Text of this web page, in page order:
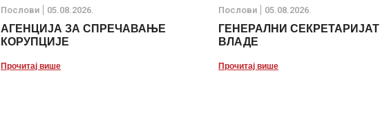
Послови 05.08.2026.
АГЕНЦИЈА ЗА СПРЕЧАВАЊЕ
КОРУПЦИЈЕ
Прочитај више
Послови 05.08.2026.
ГЕНЕРАЛНИ СЕКРЕТАРИЈАТ
ВЛАДЕ
Прочитај више